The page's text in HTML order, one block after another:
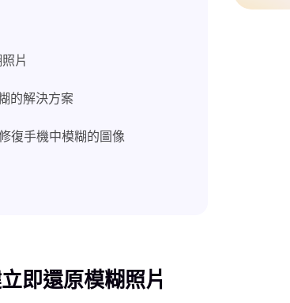
片
的解決方案
復手機中模糊的圖像
即還原模糊照片